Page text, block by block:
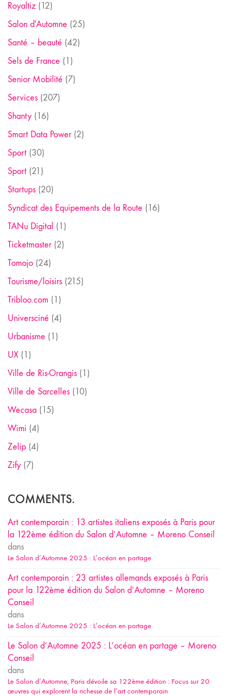
Royaltiz (12)
Salon d'Automne (25)
Santé – beauté (42)
Sels de France (1)
Senior Mobilité (7)
Services (207)
Shanty (16)
Smart Data Power(2)
Sport (30)
Sport (21)
Startups (20)
Syndicat des Equipements de la Route (16)
TANu Digital (1)
Ticketmaster(2)
Tomojo (24)
Tourisme/loisirs (215)
Tribloo.com (1)
Universciné (4)
Urbanisme (1)
UX (1)
Ville de Ris-Orangis (1)
Ville de Sarcelles (10)
Wecasa (15)
Wimi (4)
Zelip (4)
Zify (7)
COMMENTS.
Art contemporain : 13 artistes italiens exposés à Paris pour
la 122ème édition du Salon d’Automne – Moreno Conseil
dans
Le Salon d’Automne 2025 : L’océan en partage
Art contemporain : 23 artistes allemands exposés à Paris
pour la 122ème édition du Salon d’Automne – Moreno
Conseil
dans
Le Salon d’Automne 2025 : L’océan en partage
Le Salon d’Automne 2025 : L’océan en partage – Moreno
Conseil
dans
Le Salon d’Automne, Paris dévoile sa 122ème édition : Focus sur 20
œuvres qui explorent la richesse de l’art contemporain